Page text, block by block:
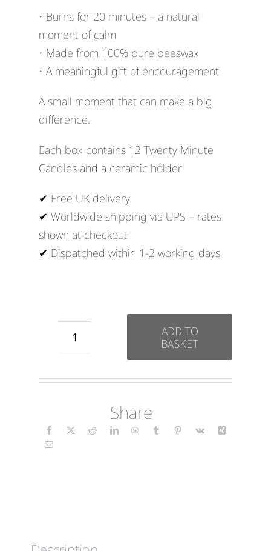
• Burns for 20 minutes – a natural
moment of calm
• Made from 100% pure beeswax
• A meaningful gift of encouragement
A small moment that can make a big
difference.
Each box contains 12 Twenty Minute
Candles and a ceramic holder.
✔ Free UK delivery
✔ Worldwide shipping via UPS – rates
shown at checkout
✔ Dispatched within 1-2 working days
Achtsamkeit
quantity
ADD TO
BASKET
Share